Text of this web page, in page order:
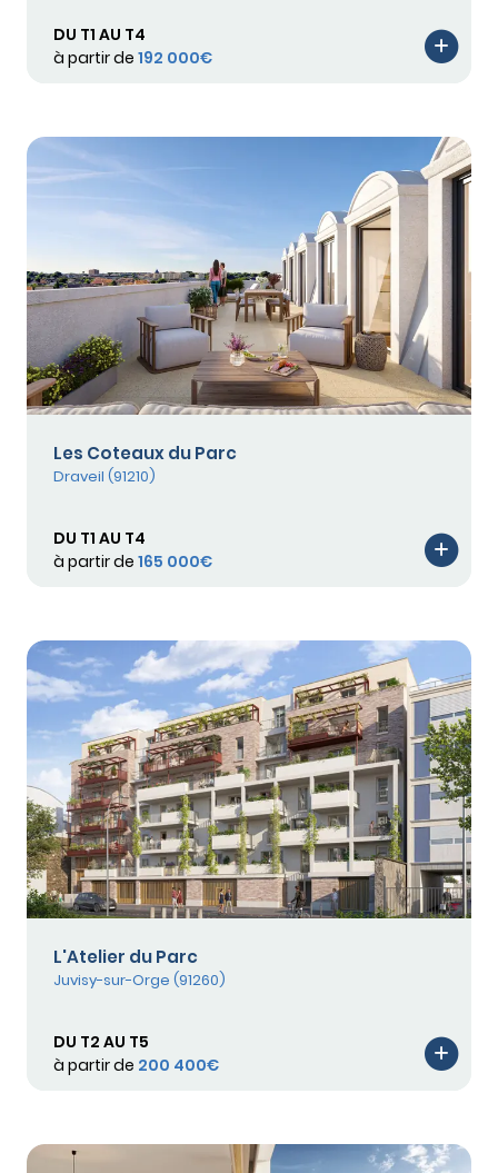
DU T1 AU T4
à partir de 192 000€
Les Coteaux du Parc
Draveil (91210)
DU T1 AU T4
à partir de 165 000€
L'Atelier du Parc
Juvisy-sur-Orge (91260)
DU T2 AU T5
à partir de 200 400€